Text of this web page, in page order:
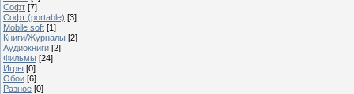
Софт [7]
Софт (portable) [3]
Mobile soft [1]
Книги/Журналы [2]
Аудиокниги [2]
Фильмы [24]
Игры [0]
Обои [6]
Разное [0]